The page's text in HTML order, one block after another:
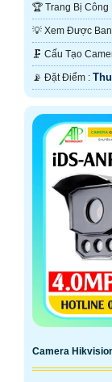
IR. 🗜️ Cấu Tạo
️📡 Đặt Điểm :
Camera